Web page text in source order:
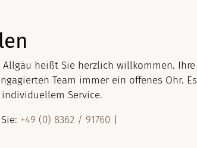
heißt Sie herzlich willkommen. Ihre
Team immer ein offenes Ohr. Es
Service.
+49 (0) 8362 / 91760 |